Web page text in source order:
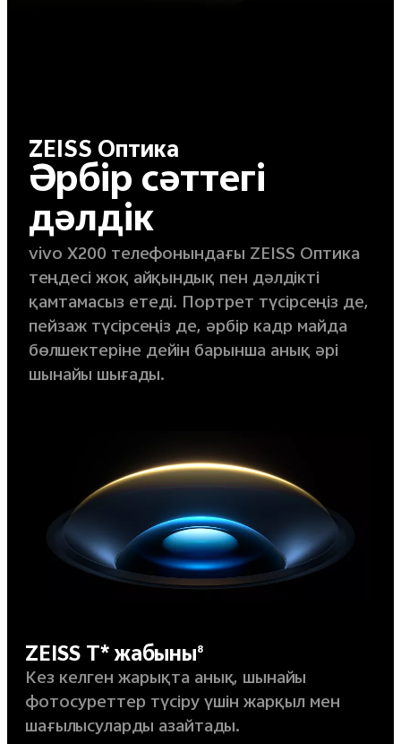
ZEISS Оптика
Әрбір сәттегі
дәлдік
vivo X200 телефонындағы ZEISS Оптика
теңдесі жоқ айқындық пен дәлдікті
қамтамасыз етеді. Портрет түсірсеңіз де,
пейзаж түсірсеңіз де, әрбір кадр майда
бөлшектеріне дейін барынша анық әрі
шынайы шығады.
ZEISS T* жабыны8
Кез келген жарықта анық, шынайы
фотосуреттер түсіру үшін жарқыл мен
шағылысуларды азайтады.